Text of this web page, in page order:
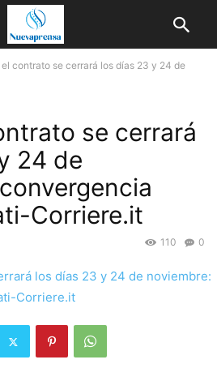
el contrato se cerrará los días 23 y 24 de
se cerrará
24 de
Corriere.it
0
110